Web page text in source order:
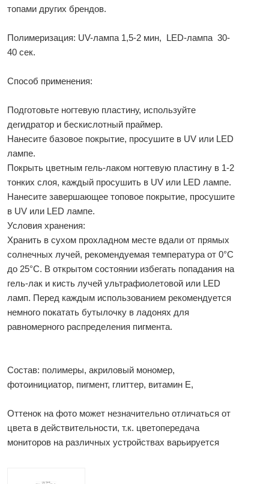
топами других брендов.
Полимеризация: UV-лампа 1,5-2 мин, LED-лампа 30-
40 сек.
Способ применения:
Подготовьте ногтевую пластину, используйте
дегидратор и бескислотный праймер.
Нанесите базовое покрытие, просушите в UV или LED
лампе.
Покрыть цветным гель-лаком ногтевую пластину в 1-2
тонких слоя, каждый просушить в UV или LED лампе.
Нанесите завершающее топовое покрытие, просушите
в UV или LED лампе.
Условия хранения:
Хранить в сухом прохладном месте вдали от прямых
солнечных лучей, рекомендуемая температура от 0°С
до 25°С. В открытом состоянии избегать попадания на
гель-лак и кисть лучей ультрафиолетовой или LED
ламп. Перед каждым использованием рекомендуется
немного покатать бутылочку в ладонях для
равномерного распределения пигмента.
Состав: полимеры, акриловый мономер,
фотоинициатор, пигмент, глиттер, витамин Е,
Оттенок на фото может незначительно отличаться от
цвета в действительности, т.к. цветопередача
мониторов на различных устройствах варьируется